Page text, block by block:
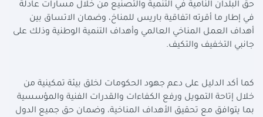
حق البلدان النامية في التنمية والتصنيع من خلال مسارات عادلة
في إطار ما أقرته اتفاقية باريس للمناخ، وضمان الاتساق بين
أهداف العمل المناخي العالمي وأهداف التنمية الوطنية وذلك على
جانبي التخفيف والتكيف.
كما أكد الدليل على دعم جهود الحكومات لخلق بيئة تمكينية من
خلال إتاحة التمويل ورفع الكفاءات والقدرات الفنية والمؤسسية
بما يتوافق مع تحقيق الأهداف المناخية، وضمان حق جميع الدول